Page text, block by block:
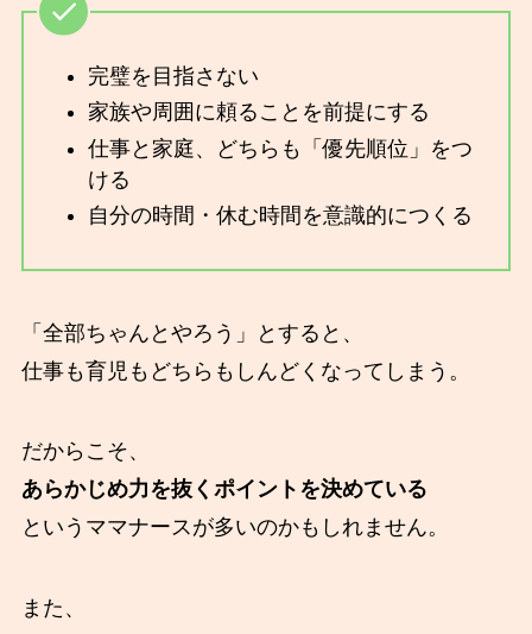
完璧を目指さない
家族や周囲に頼ることを前提にする
仕事と家庭、どちらも「優先順位」をつ
ける
自分の時間・休む時間を意識的につくる
「全部ちゃんとやろう」とすると、
仕事も育児もどちらもしんどくなってしまう。
だからこそ、
あらかじめ力を抜くポイントを決めている
というママナースが多いのかもしれません。
また、